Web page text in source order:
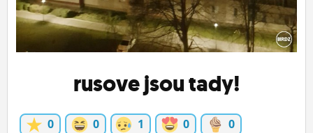
NASTAVENIA
ROLETA
rusove jsou tady!
0 0 1 0 0